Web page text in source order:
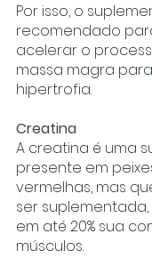
Por isso, o
recomendado
acelerar o
massa magra
hipertrofia.
Creatina
A creatina é uma
presente em
vermelhas, mas
ser
em até 20% sua
músculos.